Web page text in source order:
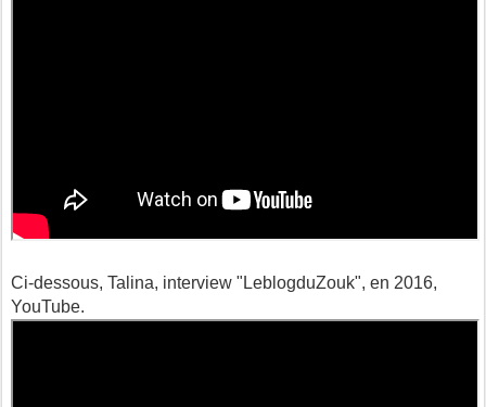
Ci-dessous, Talina, interview "LeblogduZouk", en 2016,
YouTube.